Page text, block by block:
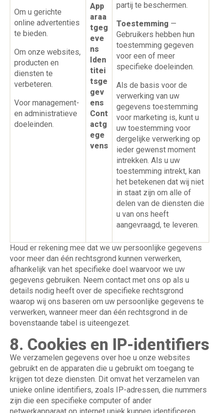
Om u gerichte
online advertenties
te bieden.
Om onze websites,
producten en
diensten te
verbeteren.
Voor management-
en administratieve
doeleinden.
App
araa
tgeg
eve
ns
Iden
titei
tsge
gev
ens
Cont
actg
ege
vens
partij te beschermen.
Toestemming —
Gebruikers hebben hun
toestemming gegeven
voor een of meer
specifieke doeleinden.
Als de basis voor de
verwerking van uw
gegevens toestemming
voor marketing is, kunt u
uw toestemming voor
dergelijke verwerking op
ieder gewenst moment
intrekken. Als u uw
toestemming intrekt, kan
het betekenen dat wij niet
in staat zijn om alle of
delen van de diensten die
u van ons heeft
aangevraagd, te leveren.
Houd er rekening mee dat we uw persoonlijke gegevens
voor meer dan één rechtsgrond kunnen verwerken,
afhankelijk van het specifieke doel waarvoor we uw
gegevens gebruiken. Neem contact met ons op als u
details nodig heeft over de specifieke rechtsgrond
waarop wij ons baseren om uw persoonlijke gegevens te
verwerken, wanneer meer dan één rechtsgrond in de
bovenstaande tabel is uiteengezet.
8. Cookies en IP-identifiers
We verzamelen gegevens over hoe u onze websites
gebruikt en de apparaten die u gebruikt om toegang te
krijgen tot deze diensten. Dit omvat het verzamelen van
unieke online identifiers, zoals IP-adressen, die nummers
zijn die een specifieke computer of ander